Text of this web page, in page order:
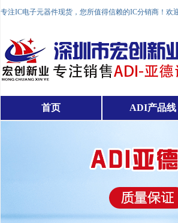
专注IC电子元器件现货，您所值得信赖的IC分销商！
首页 ADI产品线